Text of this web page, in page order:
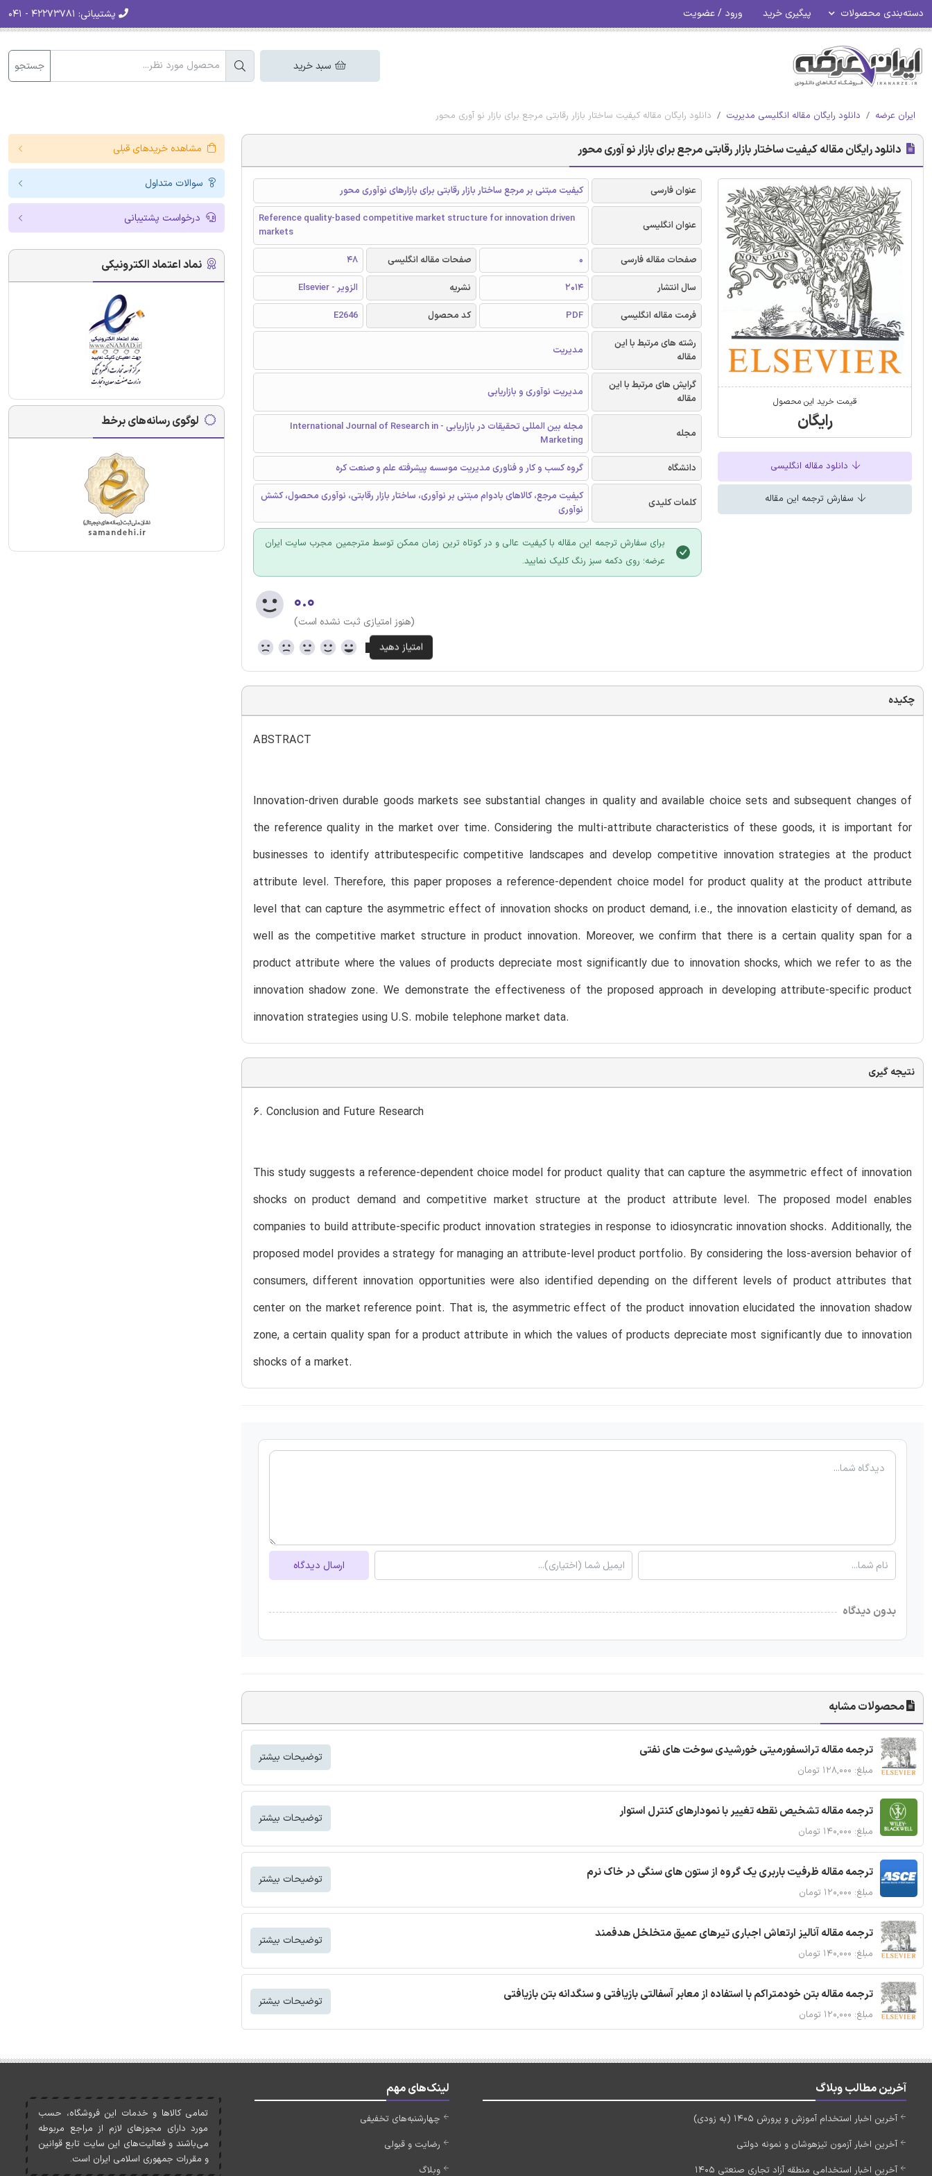
دسته‌بندی محصولات پیگیری خرید ورود / عضویت پشتیبانی:
سبد خرید جستجو
ایران عرضه دانلود رایگان مقاله انگلیسی مدیریت دانلود رایگان مقاله کیفیت ساختار بازار رقابتی مرجع برای بازار نو آوری محور
دانلود رایگان مقاله کیفیت ساختار بازار رقابتی مرجع برای بازار نو آوری محور
قیمت خرید این محصول
رایگان
دانلود مقاله انگلیسی
سفارش ترجمه این مقاله
عنوان فارسی کیفیت مبتنی بر مرجع ساختار بازار رقابتی برای بازارهای نوآوری محور
عنوان انگلیسی
Reference quality-based competitive market structure for innovation driven
markets
صفحات مقاله فارسی
0 صفحات مقاله انگلیسی
48
سال انتشار
2014 نشریه
الزویر - Elsevier
فرمت مقاله انگلیسی
PDF کد محصول
E2646
رشته های مرتبط با این
مقاله
مدیریت
گرایش های مرتبط با این
مقاله
مدیریت نوآوری و بازاریابی
مجله
مجله بین المللی تحقیقات در بازاریابی - International Journal of Research in
Marketing
دانشگاه
گروه کسب و کار و فناوری مدیریت موسسه پیشرفته علم و صنعت کره
کلمات کلیدی
کیفیت مرجع، کالاهای بادوام مبتنی بر نوآوری، ساختار بازار رقابتی، نوآوری محصول، کشش
نوآوری
برای سفارش ترجمه این مقاله با کیفیت عالی و در کوتاه ترین زمان ممکن توسط مترجمین مجرب سایت ایران
عرضه؛ روی دکمه سبز رنگ کلیک نمایید.
۰.۰
(هنوز امتیازی ثبت نشده است)
چکیده
ABSTRACT
Innovation-driven durable goods markets see substantial changes in quality and available choice sets and subsequent changes of
the reference quality in the market over time. Considering the multi-attribute characteristics of these goods, it is important for
businesses to identify attributespecific competitive landscapes and develop competitive innovation strategies at the product
attribute level. Therefore, this paper proposes a reference-dependent choice model for product quality at the product attribute
level that can capture the asymmetric effect of innovation shocks on product demand, i.e., the innovation elasticity of demand, as
well as the competitive market structure in product innovation. Moreover, we confirm that there is a certain quality span for a
product attribute where the values of products depreciate most significantly due to innovation shocks, which we refer to as the
innovation shadow zone. We demonstrate the effectiveness of the proposed approach in developing attribute-specific product
innovation strategies using U.S. mobile telephone market data.
نتیجه گیری
6. Conclusion and Future Research
This study suggests a reference-dependent choice model for product quality that can capture the asymmetric effect of innovation
shocks on product demand and competitive market structure at the product attribute level. The proposed model enables
companies to build attribute-specific product innovation strategies in response to idiosyncratic innovation shocks. Additionally, the
proposed model provides a strategy for managing an attribute-level product portfolio. By considering the loss-aversion behavior of
consumers, different innovation opportunities were also identified depending on the different levels of product attributes that
center on the market reference point. That is, the asymmetric effect of the product innovation elucidated the innovation shadow
zone, a certain quality span for a product attribute in which the values of products depreciate most significantly due to innovation
shocks of a market.
ارسال دیدگاه
بدون دیدگاه
محصولات مشابه
ترجمه مقاله ترانسفورمیتی خورشیدی سوخت های نفتی
مبلغ: ۱۲۸,۰۰۰ تومان
توضیحات بیشتر
ترجمه مقاله تشخیص نقطه تغییر با نمودارهای کنترل استوار
مبلغ: ۱۴۰,۰۰۰ تومان
توضیحات بیشتر
ترجمه مقاله ظرفیت باربری یک گروه از ستون های سنگی در خاک نرم
مبلغ: ۱۲۰,۰۰۰ تومان
توضیحات بیشتر
ترجمه مقاله آنالیز ارتعاش اجباری تیرهای عمیق متخلخل هدفمند
مبلغ: ۱۴۰,۰۰۰ تومان
توضیحات بیشتر
ترجمه مقاله بتن خودمتراکم با استفاده از معابر آسفالتی بازیافتی و سنگدانه بتن بازیافتی
مبلغ: ۱۲۰,۰۰۰ تومان
توضیحات بیشتر
مشاهده خریدهای قبلی
سوالات متداول
درخواست پشتیبانی
نماد اعتماد الکترونیکی
لوگوی رسانه‌های برخط
آخرین مطالب وبلاگ
آخرین اخبار استخدام آموزش و پرورش 1405 (به زودی)
آخرین اخبار آزمون تیزهوشان و نمونه دولتی
آخرین اخبار استخدامی منطقه آزاد تجاری صنعتی 1405
لینک‌های مهم
چهارشنبه‌های تخفیفی
رضایت و قبولی
وبلاگ
تمامی کالاها و خدمات اين فروشگاه، حسب
مورد دارای مجوزهای لازم از مراجع مربوطه
می‌باشند و فعاليت‌های اين سايت تابع قوانين
و مقررات جمهوری اسلامی ايران است.